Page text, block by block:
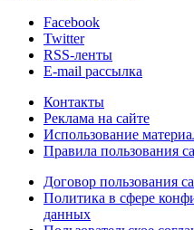
Facebook
Twitter
RSS-ленты
E-mail рассылка
Контакты
Реклама на сайте
Использование
Правила пользования
Договор пользования
Политика в сфере
данных